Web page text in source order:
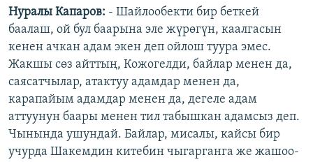
Нуралы Капаров: - Шайлообекти бир беткей
баалаш, ой бул баарына эле жүрөгүн, каалгасын
кенен ачкан адам экен деп ойлош туура эмес.
Жакшы сөз айттың, Кожогелди, байлар менен да,
саясатчылар, атактуу адамдар менен да,
карапайым адамдар менен да, дегеле адам
аттуунун баары менен тил табышкан адамсыз деп.
Чынында ушундай. Байлар, мисалы, кайсы бир
учурда Шакемдин китебин чыгарганга же жашоо-